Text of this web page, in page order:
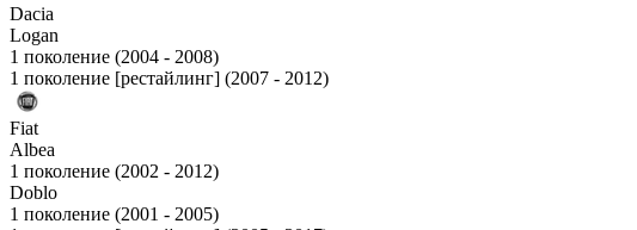
Dacia
Logan
1 поколение (2004 - 2008)
1 поколение [рестайлинг] (2007 - 2012)
Fiat
Albea
1 поколение (2002 - 2012)
Doblo
1 поколение (2001 - 2005)